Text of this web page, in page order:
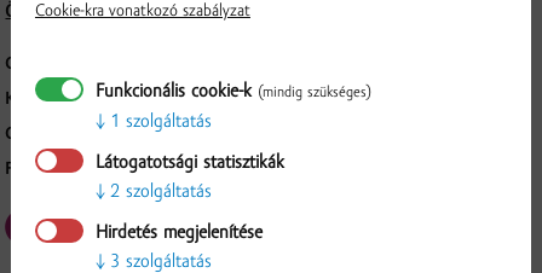
Összetétel és tápérték
CSOMAGOLÁS:
KARTONOS KISZERELÉS: 6 db
GYÁRTÓ: EUROMILK, a.s., Bratislavská 41, Veľký Meder, 932 15
FELDOLGOZÁS MÓDJA: UHT
Cookie-kra vonatkozó szabályzat
Funkcionális cookie-k (mindig szükséges)
1 szolgáltatás
Látogatotsági statisztikák
2 szolgáltatás
Hirdetés megjelenítése
3 szolgáltatás